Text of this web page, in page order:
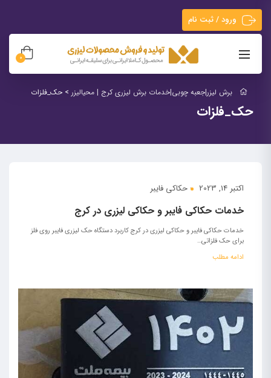
ورود / ثبت نام
0
برش لیزر|جعبه چوبی|خدمات برش لیزری کرج | محیالیزر > حک_فلزات
حک_فلزات
اکتبر 14, 2023 حکاکی فایبر
خدمات حکاکی فایبر و حکاکی لیزری در کرج
خدمات حکاکی فایبر و حکاکی لیزری در کرج کاربرد دستگاه‌ حک لیزری فایبر روی فلز
برای حک فلزاتی…
ادامه مطلب